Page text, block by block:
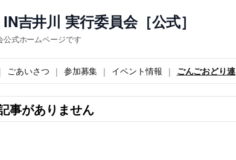
吉井川 実行委員会［公式］
式ホームページです
ごあいさつ 参加募集 イベント情報 ごんごおどり連
事がありません